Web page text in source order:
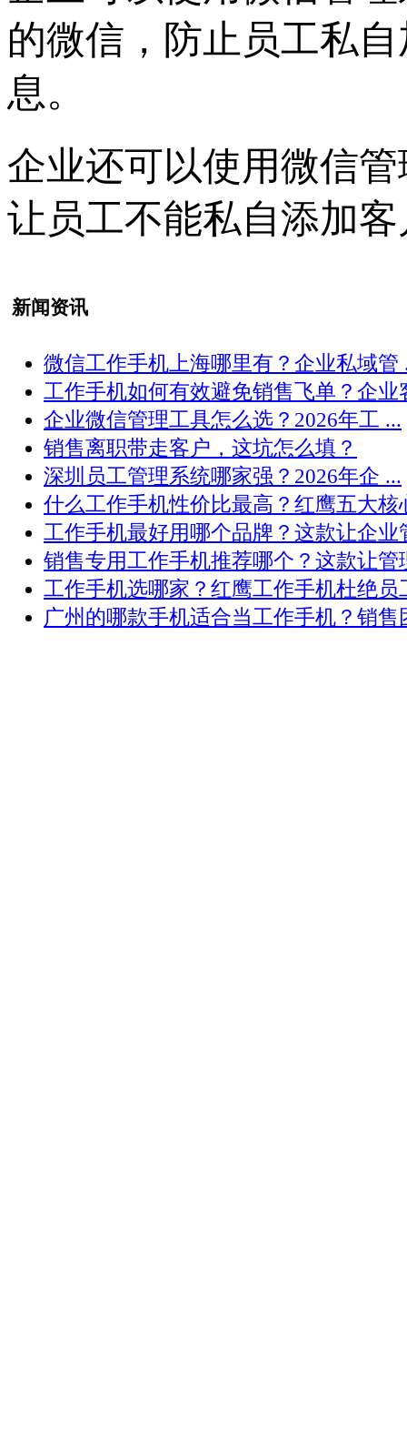
的微信，防止员工私
息。
企业还可以使用微信
让员工不能私自添加
新闻资讯
微信工作手机上海哪里有？企业私域管
工作手机如何有效避免销售飞单？企业
企业微信管理工具怎么选？2026年工 ...
销售离职带走客户，这坑怎么填？
深圳员工管理系统哪家强？2026年企 ...
什么工作手机性价比最高？红鹰五大核
工作手机最好用哪个品牌？这款让企业
销售专用工作手机推荐哪个？这款让管
工作手机选哪家？红鹰工作手机杜绝员
广州的哪款手机适合当工作手机？销售